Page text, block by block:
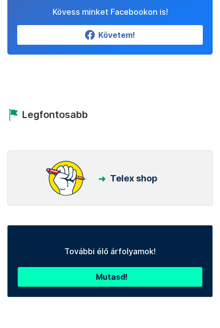
Kövess minket Facebookon is!
Követem!
Legfontosabb
Telex shop
További élő árfolyamok!
Mutasd!